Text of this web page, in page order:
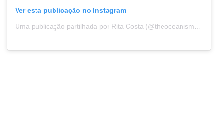
Ver esta publicação no Instagram
Uma publicação partilhada por Rita Costa (@theoceanismyworld)